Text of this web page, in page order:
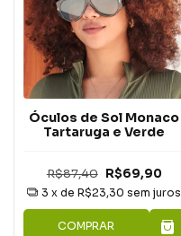
Óculos de Sol Monaco
Tartaruga e Verde
R$87,40 R$69,90
3 x deR$23,30 sem juros
COMPRAR